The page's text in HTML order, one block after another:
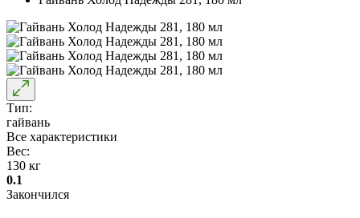
Тип:
гайвань
Все характеристики
Вес:
130 кг
0.1
Закончился